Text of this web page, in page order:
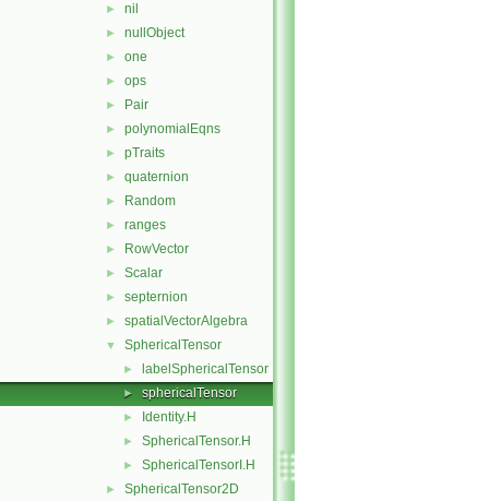
► nil
► nullObject
► one
► ops
► Pair
► polynomialEqns
► pTraits
► quaternion
► Random
► ranges
► RowVector
► Scalar
► septernion
► spatialVectorAlgebra
▼ SphericalTensor
► labelSphericalTensor
► sphericalTensor
► Identity.H
► SphericalTensor.H
► SphericalTensorI.H
► SphericalTensor2D